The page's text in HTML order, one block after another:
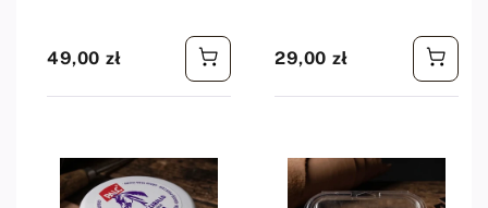
Cena regularna
49,00 zł Cena regularna
29,00 zł